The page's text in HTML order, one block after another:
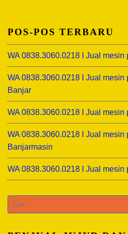
POS-POS TERBARU
WA 0838.3060.0218 I Jual
WA 0838.3060.0218 I Jual
Banjar
WA 0838.3060.0218 I Jual
WA 0838.3060.0218 I Jual mesin
Banjarmasin
WA 0838.3060.0218 I Jual mesin
Cari
untuk: